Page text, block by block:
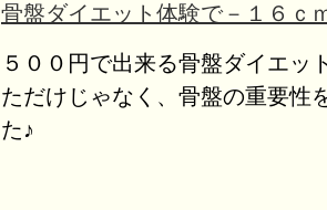
骨盤ダイエット体験で－１６ｃ
５００円で出来る骨盤ダイエッ
ただけじゃなく、骨盤の重要性
た♪